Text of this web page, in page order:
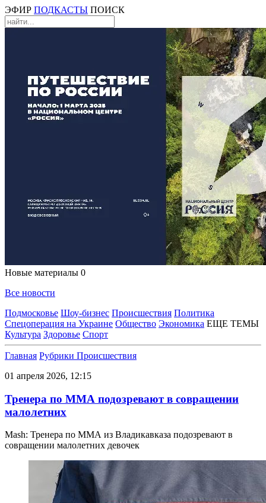
ЭФИР ПОДКАСТЫ ПОИСК
Новые материалы 0
Все новости
Подмосковье Шоу-бизнес Происшествия Политика
Спецоперация на Украине Общество Экономика ЕЩЕ ТЕМЫ
Культура Здоровье Спорт
Главная Рубрики Происшествия
01 апреля 2026, 12:15
Тренера по ММА подозревают в совращении
малолетних
Mash: Тренера по ММА из Владикавказа подозревают в
совращении малолетних девочек